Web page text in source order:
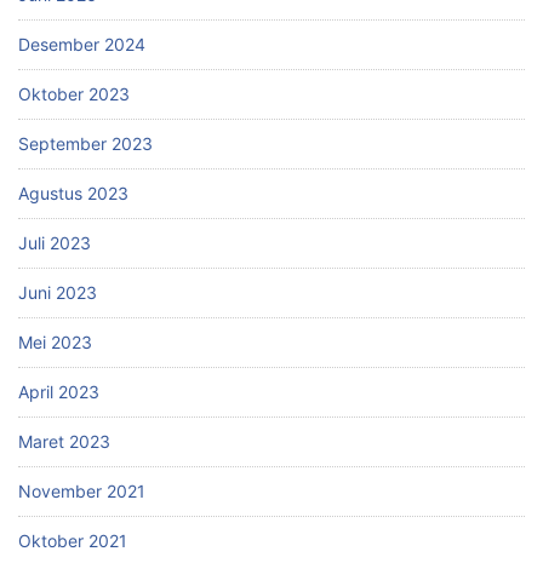
Desember 2024
Oktober 2023
September 2023
Agustus 2023
Juli 2023
Juni 2023
Mei 2023
April 2023
Maret 2023
November 2021
Oktober 2021